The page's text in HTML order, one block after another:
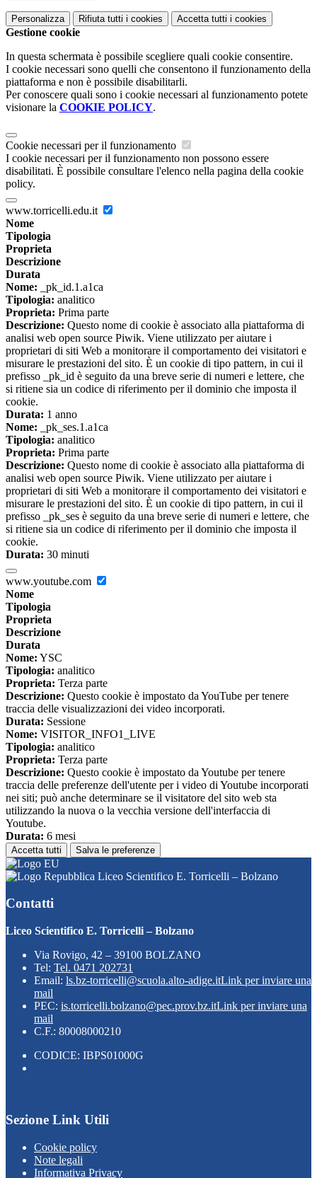
Personalizza Rifiuta tutti i cookies Accetta tutti i cookies
Gestione cookie
In questa schermata è possibile scegliere quali cookie consentire.
I cookie necessari sono quelli che consentono il funzionamento della
piattaforma e non è possibile disabilitarli.
Per conoscere quali sono i cookie necessari al funzionamento potete
visionare la COOKIE POLICY.
Cookie necessari per il funzionamento
I cookie necessari per il funzionamento non possono essere
disabilitati. È possibile consultare l'elenco nella pagina della cookie
policy.
www.torricelli.edu.it
Nome
Tipologia
Proprieta
Descrizione
Durata
Nome: _pk_id.1.a1ca
Tipologia: analitico
Proprieta: Prima parte
Descrizione: Questo nome di cookie è associato alla piattaforma di
analisi web open source Piwik. Viene utilizzato per aiutare i
proprietari di siti Web a monitorare il comportamento dei visitatori e
misurare le prestazioni del sito. È un cookie di tipo pattern, in cui il
prefisso _pk_id è seguito da una breve serie di numeri e lettere, che
si ritiene sia un codice di riferimento per il dominio che imposta il
cookie.
Durata: 1 anno
Nome: _pk_ses.1.a1ca
Tipologia: analitico
Proprieta: Prima parte
Descrizione: Questo nome di cookie è associato alla piattaforma di
analisi web open source Piwik. Viene utilizzato per aiutare i
proprietari di siti Web a monitorare il comportamento dei visitatori e
misurare le prestazioni del sito. È un cookie di tipo pattern, in cui il
prefisso _pk_ses è seguito da una breve serie di numeri e lettere, che
si ritiene sia un codice di riferimento per il dominio che imposta il
cookie.
Durata: 30 minuti
www.youtube.com
Nome
Tipologia
Proprieta
Descrizione
Durata
Nome: YSC
Tipologia: analitico
Proprieta: Terza parte
Descrizione: Questo cookie è impostato da YouTube per tenere
traccia delle visualizzazioni dei video incorporati.
Durata: Sessione
Nome: VISITOR_INFO1_LIVE
Tipologia: analitico
Proprieta: Terza parte
Descrizione: Questo cookie è impostato da Youtube per tenere
traccia delle preferenze dell'utente per i video di Youtube incorporati
nei siti; può anche determinare se il visitatore del sito web sta
utilizzando la nuova o la vecchia versione dell'interfaccia di
Youtube.
Durata: 6 mesi
Accetta tutti Salva le preferenze
Liceo Scientifico E. Torricelli – Bolzano
Contatti
Liceo Scientifico E. Torricelli – Bolzano
Via Rovigo, 42 – 39100 BOLZANO
Tel: Tel. 0471 202731
Email: ls.bz-torricelli@scuola.alto-adige.itLink per inviare una
mail
PEC: is.torricelli.bolzano@pec.prov.bz.itLink per inviare una
mail
C.F.: 80008000210
CODICE: IBPS01000G
Sezione Link Utili
Cookie policy
Note legali
Informativa Privacy